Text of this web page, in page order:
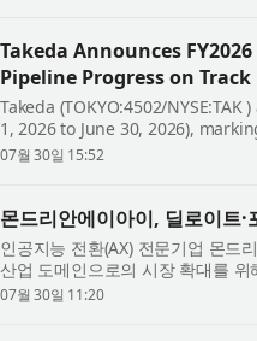
Takeda Announces
Pipeline Progress on Track
Takeda (TOKYO:4502/
1, 2026 to June 30, 2026),
leveraged the resilient
07월 30일 15:52
몬드리안에이아이, 딜로이트
인공지능 전환(AX) 전문기업 몬드
산업 도메인으로의 시장 확대를
30일 밝혔다. 이번에 합류한 황상돈
07월 30일 11:20